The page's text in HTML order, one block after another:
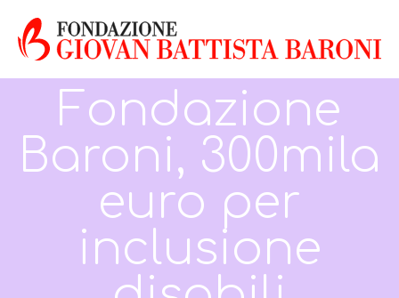
Fondazione
Baroni, 300mila
euro per
inclusione